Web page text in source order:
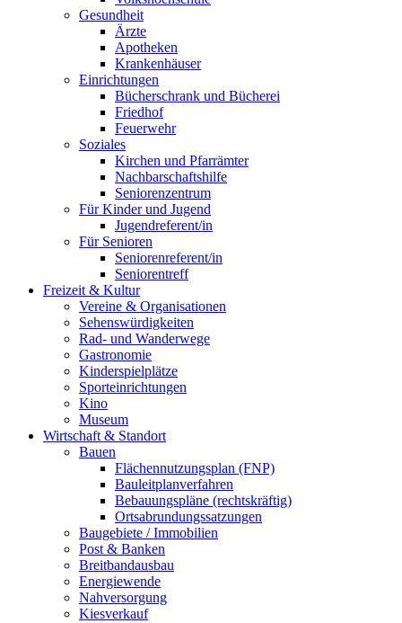
Gesundheit
Ärzte
Apotheken
Krankenhäuser
Einrichtungen
Bücherschrank und Bücherei
Friedhof
Feuerwehr
Soziales
Kirchen und Pfarrämter
Nachbarschaftshilfe
Seniorenzentrum
Für Kinder und Jugend
Jugendreferent/in
Für Senioren
Seniorenreferent/in
Seniorentreff
Freizeit & Kultur
Vereine & Organisationen
Sehenswürdigkeiten
Rad- und Wanderwege
Gastronomie
Kinderspielplätze
Sporteinrichtungen
Kino
Museum
Wirtschaft & Standort
Bauen
Flächennutzungsplan (FNP)
Bauleitplanverfahren
Bebauungspläne (rechtskräftig)
Ortsabrundungssatzungen
Baugebiete / Immobilien
Post & Banken
Breitbandausbau
Energiewende
Nahversorgung
Kiesverkauf